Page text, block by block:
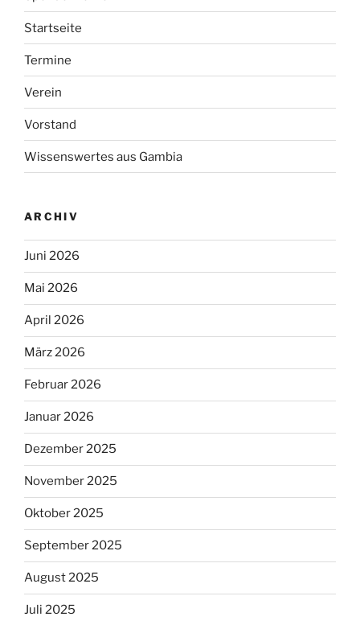
Startseite
Termine
Verein
Vorstand
Wissenswertes aus Gambia
ARCHIV
Juni 2026
Mai 2026
April 2026
März 2026
Februar 2026
Januar 2026
Dezember 2025
November 2025
Oktober 2025
September 2025
August 2025
Juli 2025